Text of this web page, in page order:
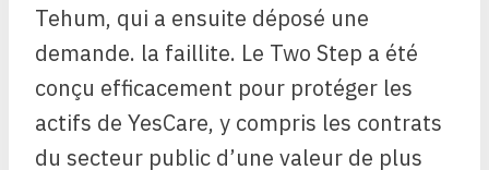
Tehum, qui a ensuite déposé une
demande. la faillite. Le Two Step a été
conçu efficacement pour protéger les
actifs de YesCare, y compris les contrats
du secteur public d’une valeur de plus